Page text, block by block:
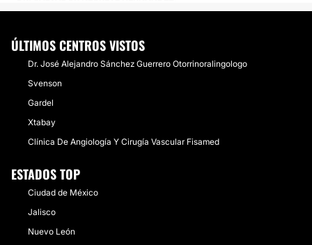
ÚLTIMOS CENTROS VISTOS
Dr. José Alejandro Sánchez Guerrero Otorrinoralingologo
Svenson
Gardel
Xtabay
Clínica De Angiología Y Cirugía Vascular Fisamed
ESTADOS TOP
Ciudad de México
Jalisco
Nuevo León